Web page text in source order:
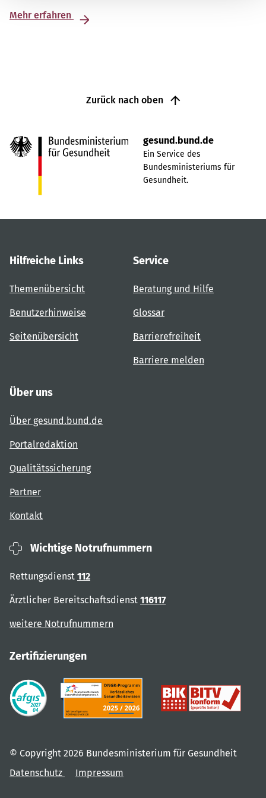
Mehr erfahren
Zurück nach oben
gesund.bund.de
Ein Service des
Bundesministeriums für
Gesundheit.
Hilfreiche Links
Themenübersicht
Benutzerhinweise
Seitenübersicht
Service
Beratung und Hilfe
Glossar
Barrierefreiheit
Barriere melden
Über uns
Über gesund.bund.de
Portalredaktion
Qualitätssicherung
Partner
Kontakt
Wichtige Notrufnummern
Rettungsdienst 112
Ärztlicher Bereitschaftsdienst 116117
weitere Notrufnummern
Zertifizierungen
© Copyright 2026 Bundesministerium für Gesundheit
Datenschutz
Impressum